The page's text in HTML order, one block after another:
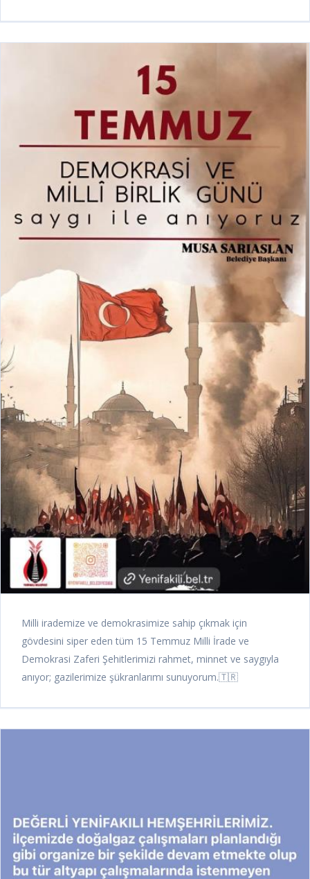
Milli irademize ve demokrasimize sahip çıkmak için
gövdesini siper eden tüm 15 Temmuz Milli İrade ve
Demokrasi Zaferi Şehitlerimizi rahmet, minnet ve saygıyla
anıyor; gazilerimize şükranlarımı sunuyorum.🇹🇷